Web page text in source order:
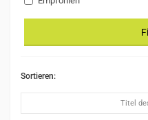
Sortieren:
Titel